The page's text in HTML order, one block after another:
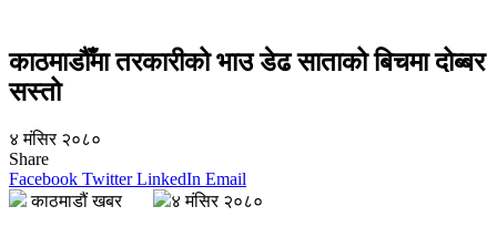
काठमाडौँमा तरकारीको भाउ डेढ साताको बिचमा दोब्बर
सस्तो
४ मंसिर २०८०
Share
Facebook Twitter LinkedIn Email
काठमाडौं खबर
४ मंसिर २०८०